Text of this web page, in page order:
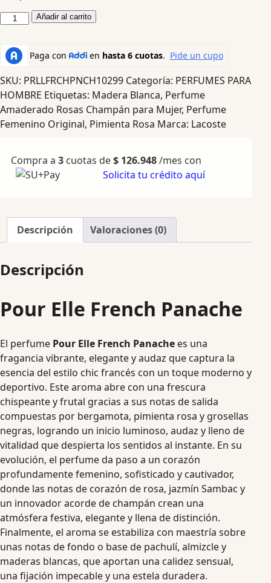
Añadir al carrito
SKU: PRLLFRCHPNCH10299 Categoría: PERFUMES PARA
HOMBRE Etiquetas: Madera Blanca, Perfume
Amaderado Rosas Champán para Mujer, Perfume
Femenino Original, Pimienta Rosa Marca: Lacoste
Compra a 3 cuotas de$ 126.948/mes con
Solicita tu crédito aquí
Descripción Valoraciones (0)
Descripción
Pour Elle French Panache
El perfume Pour Elle French Panache es una
fragancia vibrante, elegante y audaz que captura la
esencia del estilo chic francés con un toque moderno y
deportivo. Este aroma abre con una frescura
chispeante y frutal gracias a sus notas de salida
compuestas por bergamota, pimienta rosa y grosellas
negras, logrando un inicio luminoso, audaz y lleno de
vitalidad que despierta los sentidos al instante. En su
evolución, el perfume da paso a un corazón
profundamente femenino, sofisticado y cautivador,
donde las notas de corazón de rosa, jazmín Sambac y
un innovador acorde de champán crean una
atmósfera festiva, elegante y llena de distinción.
Finalmente, el aroma se estabiliza con maestría sobre
unas notas de fondo o base de pachulí, almizcle y
maderas blancas, que aportan una calidez sensual,
una fijación impecable y una estela duradera.